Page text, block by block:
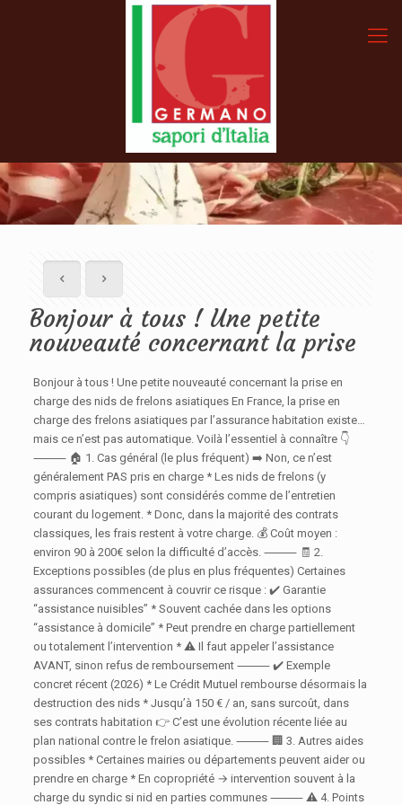
Bonjour à tous ! Une petite
nouveauté concernant la prise
Bonjour à tous ! Une petite nouveauté concernant la prise en
charge des nids de frelons asiatiques En France, la prise en
charge des frelons asiatiques par l’assurance habitation existe…
mais ce n’est pas automatique. Voilà l’essentiel à connaître 👇
⸻ 🏠 1. Cas général (le plus fréquent) ➡️ Non, ce n’est
généralement PAS pris en charge * Les nids de frelons (y
compris asiatiques) sont considérés comme de l’entretien
courant du logement. * Donc, dans la majorité des contrats
classiques, les frais restent à votre charge. 💰 Coût moyen :
environ 90 à 200€ selon la difficulté d’accès. ⸻ 🧾 2.
Exceptions possibles (de plus en plus fréquentes) Certaines
assurances commencent à couvrir ce risque : ✔️ Garantie
“assistance nuisibles” * Souvent cachée dans les options
“assistance à domicile” * Peut prendre en charge partiellement
ou totalement l’intervention * ⚠️ Il faut appeler l’assistance
AVANT, sinon refus de remboursement ⸻ ✔️ Exemple
concret récent (2026) * Le Crédit Mutuel rembourse désormais la
destruction des nids * Jusqu’à 150 € / an, sans surcoût, dans
ses contrats habitation 👉 C’est une évolution récente liée au
plan national contre le frelon asiatique. ⸻ 🏢 3. Autres aides
possibles * Certaines mairies ou départements peuvent aider ou
prendre en charge * En copropriété → intervention souvent à la
charge du syndic si nid en parties communes ⸻ ⚠️ 4. Points